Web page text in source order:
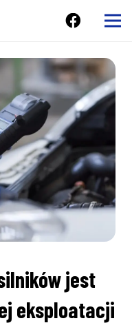
jest
eksploatacji